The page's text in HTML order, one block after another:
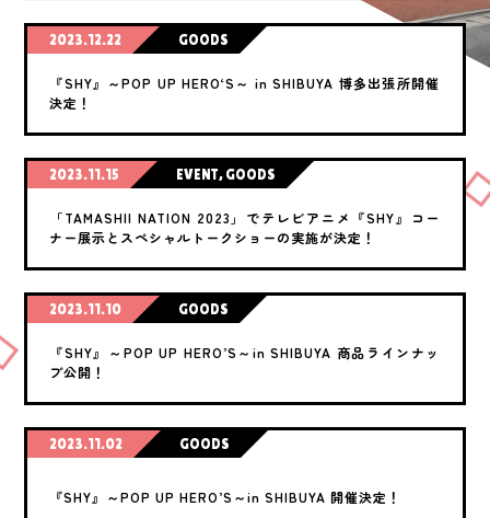
2023.12.22 GOODS
『SHY』～POP UP HERO‘S～ in SHIBUYA 博多出張所開催
決定！
2023.11.15 EVENT, GOODS
「TAMASHII NATION 2023」でテレビアニメ『SHY』コー
ナー展示とスペシャルトークショーの実施が決定！
2023.11.10 GOODS
『SHY』～POP UP HERO’S～in SHIBUYA 商品ラインナッ
プ公開！
2023.11.02 GOODS
『SHY』～POP UP HERO’S～in SHIBUYA 開催決定！